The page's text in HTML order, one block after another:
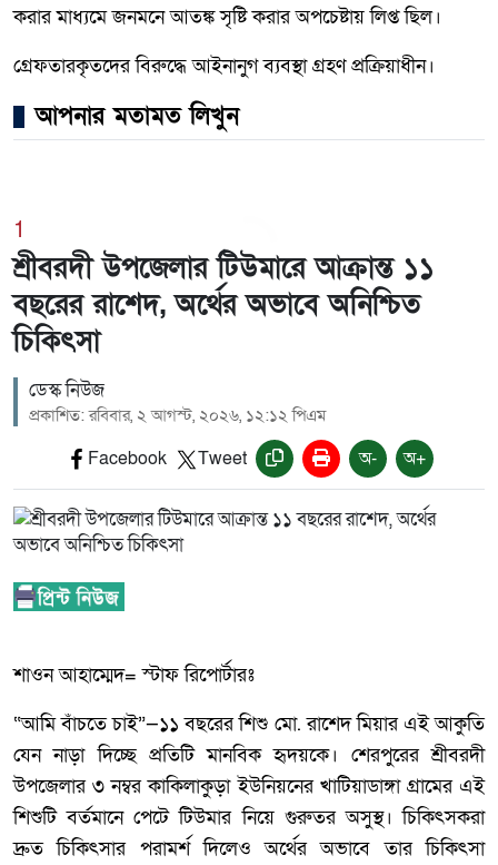
করার মাধ্যমে জনমনে আতঙ্ক সৃষ্টি করার অপচেষ্টায় লিপ্ত ছিল।
গ্রেফতারকৃতদের বিরুদ্ধে আইনানুগ ব্যবস্থা গ্রহণ প্রক্রিয়াধীন।
আপনার মতামত লিখুন
1
শ্রীবরদী উপজেলার টিউমারে আক্রান্ত ১১
বছরের রাশেদ, অর্থের অভাবে অনিশ্চিত
চিকিৎসা
ডেস্ক নিউজ
প্রকাশিত: রবিবার, ২ আগস্ট, ২০২৬, ১২:১২ পিএম
Facebook Tweet অ- অ+
শাওন আহাম্মেদ= স্টাফ রিপোর্টারঃ
“আমি বাঁচতে চাই”—১১ বছরের শিশু মো. রাশেদ মিয়ার এই আকুতি
যেন নাড়া দিচ্ছে প্রতিটি মানবিক হৃদয়কে। শেরপুরের শ্রীবরদী
উপজেলার ৩ নম্বর কাকিলাকুড়া ইউনিয়নের খাটিয়াডাঙ্গা গ্রামের এই
শিশুটি বর্তমানে পেটে টিউমার নিয়ে গুরুতর অসুস্থ। চিকিৎসকরা
দ্রুত চিকিৎসার পরামর্শ দিলেও অর্থের অভাবে তার চিকিৎসা